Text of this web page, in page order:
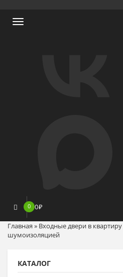
Меню
0 0₽
Главная » Входные двери в квартиру
шумоизоляцией
КАТАЛОГ